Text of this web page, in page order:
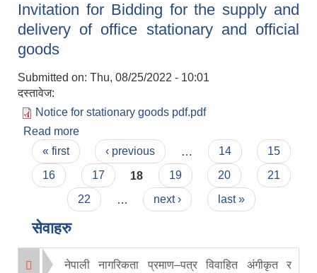
Supply and delivery of the Sanitary pad
Invitation for Bidding for the supply and
delivery of office stationary and official
goods
Submitted on: Thu, 08/25/2022 - 10:01
दस्तावेज:
Notice for stationary goods pdf.pdf
Read more
delivery of office stationary and official goods
Pages
« first ‹ previous 14
15
16
17 18 19 20
21
22
next › last »
सेवाहरु
नेपाली नागरिकता प्रमाण–पत्र विवाहित अंगीकृत र